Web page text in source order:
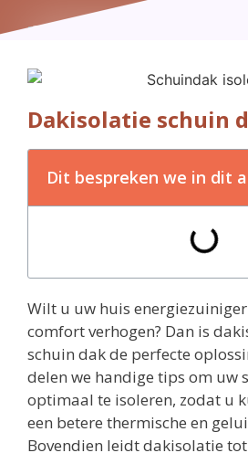
Dakisolatie schuin
Dit bespreken we in dit
Wilt u uw huis
comfort verhogen? Dan is
schuin dak de perfecte
delen we handige tips om uw
optimaal te isoleren, zodat u
een betere thermische en
Bovendien leidt dakisolatie tot